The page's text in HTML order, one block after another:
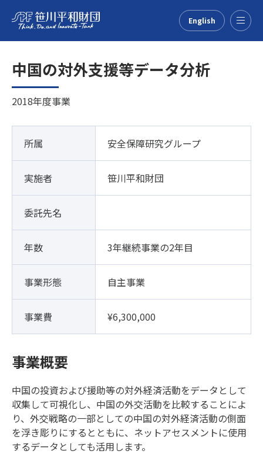
English
中国の対外支援等データ分析
2018年度事業
所属 安全保障研究グループ
実施者 笹川平和財団
委託先名
年数 3年継続事業の2年目
事業形態 自主事業
事業費 ¥6,300,000
事業概要
中国の投資および援助等の対外経済活動をデータとして
収集して可視化し、中国の外交活動を比較することによ
り、外交戦略の一部としての中国の対外経済活動の側面
を浮き彫りにするとともに、ネットアセスメントに使用
するデータとしても活用します。